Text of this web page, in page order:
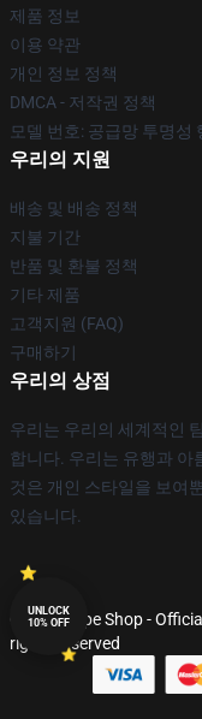
제품 정보
이용 약관
개인 정보 정책
DMCA - 저작권 정책
모델 번호: 공급망 투명성
우리의 지원
배송 및 배송 정책
지불 기간
반품 및 환불 정책
기타 제품
고객지원 (FAQ)
구매하기
우리의 상점
우리는 우리의 세계적인
합니다. 우리는 유행과 아
것은 개인 스타일을 보여
있습니다.
© Prototype Shop -
rights reserved
UNLOCK
10% OFF